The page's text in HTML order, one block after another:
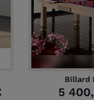
Billard
5